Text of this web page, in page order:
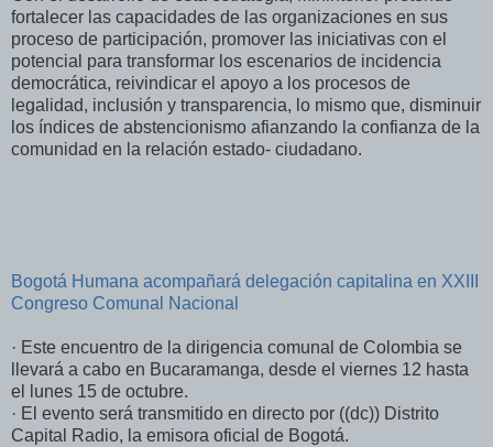
fortalecer las capacidades de las organizaciones en sus
proceso de participación, promover las iniciativas con el
potencial para transformar los escenarios de incidencia
democrática, reivindicar el apoyo a los procesos de
legalidad, inclusión y transparencia, lo mismo que, disminuir
los índices de abstencionismo afianzando la confianza de la
comunidad en la relación estado- ciudadano.
Bogotá Humana acompañará delegación capitalina en XXIII
Congreso Comunal Nacional
· Este encuentro de la dirigencia comunal de Colombia se
llevará a cabo en Bucaramanga, desde el viernes 12 hasta
el lunes 15 de octubre.
· El evento será transmitido en directo por ((dc)) Distrito
Capital Radio, la emisora oficial de Bogotá.